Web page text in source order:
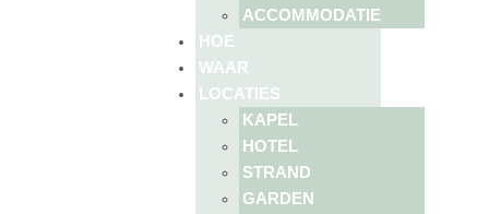
ACCOMMODATIE
HOE
WAAR
LOCATIES
KAPEL
HOTEL
STRAND
GARDEN